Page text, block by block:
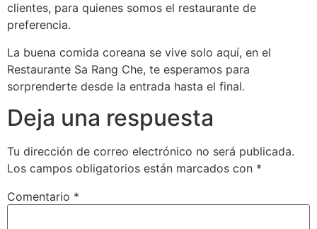
clientes, para quienes somos el restaurante de
preferencia.
La buena comida coreana se vive solo aquí, en el
Restaurante Sa Rang Che, te esperamos para
sorprenderte desde la entrada hasta el final.
Deja una respuesta
Tu dirección de correo electrónico no será publicada.
Los campos obligatorios están marcados con *
Comentario *